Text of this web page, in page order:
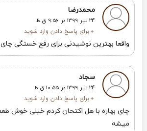
محمدرضا
24 تیر 1399 در 9:56 ق.ظ
برای پاسخ دادن وارد شوید
واقعا بهترین نوشیدنی برای رفع خستگی
سجاد
24 تیر 1399 در 10:55 ق.ظ
برای پاسخ دادن وارد شوید
چای بهاره با هل اکتحان کردم خیلی خوش
میشه